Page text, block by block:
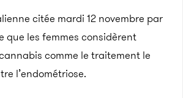
citée mardi 12 novembre par
que les femmes considèrent
comme le traitement le
l’endométriose.